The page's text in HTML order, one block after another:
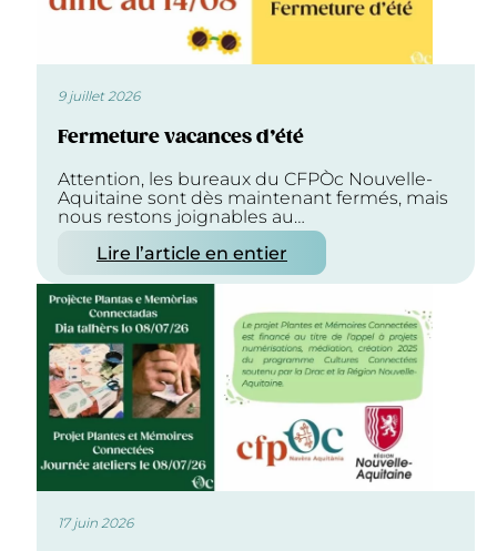
9 juillet 2026
Fermeture vacances d’été
Attention, les bureaux du CFPÒc Nouvelle-
Aquitaine sont dès maintenant fermés, mais
nous restons joignables au…
Lire l’article en entier
17 juin 2026